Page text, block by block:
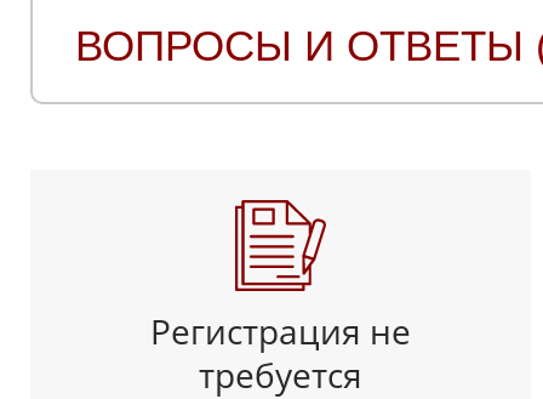
ВОПРОСЫ И ОТВЕТЫ
Регистрация не
требуется